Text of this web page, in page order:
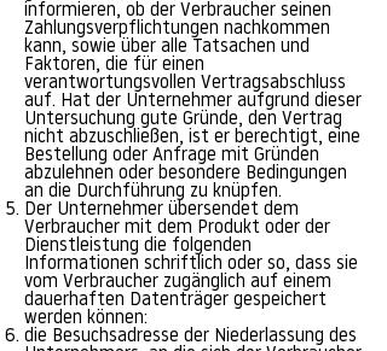
informieren, ob der Verbraucher seinen
Zahlungsverpflichtungen nachkommen
kann, sowie über alle Tatsachen und
Faktoren, die für einen
verantwortungsvollen Vertragsabschluss
auf. Hat der Unternehmer aufgrund dieser
Untersuchung gute Gründe, den Vertrag
nicht abzuschließen, ist er berechtigt, eine
Bestellung oder Anfrage mit Gründen
abzulehnen oder besondere Bedingungen
an die Durchführung zu knüpfen.
Der Unternehmer übersendet dem
Verbraucher mit dem Produkt oder der
Dienstleistung die folgenden
Informationen schriftlich oder so, dass sie
vom Verbraucher zugänglich auf einem
dauerhaften Datenträger gespeichert
werden können:
die Besuchsadresse der Niederlassung des